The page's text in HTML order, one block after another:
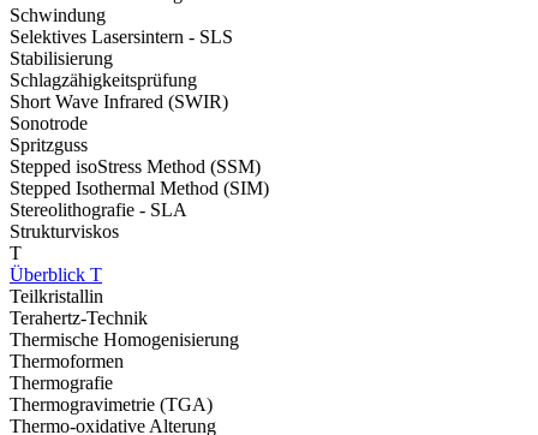
Schwindung
Selektives Lasersintern - SLS
Stabilisierung
Schlagzähigkeitsprüfung
Short Wave Infrared (SWIR)
Sonotrode
Spritzguss
Stepped isoStress Method (SSM)
Stepped Isothermal Method (SIM)
Stereolithografie - SLA
Strukturviskos
T
Überblick T
Teilkristallin
Terahertz-Technik
Thermische Homogenisierung
Thermoformen
Thermografie
Thermogravimetrie (TGA)
Thermo-oxidative Alterung